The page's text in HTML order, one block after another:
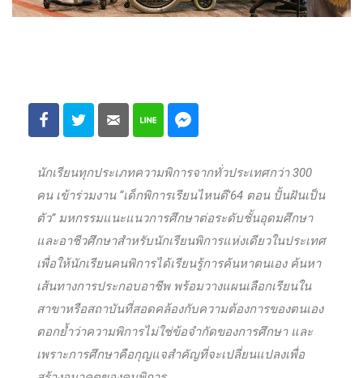
นักเรียนทุกประเภทความพิการจากทั่วประเทศกว่า 300
คน เข้าร่วมงาน “เด็กพิการเรียนไหนดี’64 ตอน ปั้นฝันเป็น
ตัว” มหกรรมแนะแนวการศึกษาต่อระดับชั้นอุดมศึกษา
และอาชีวศึกษาสำหรับนักเรียนพิการแห่งเดียวในประเทศ
เพื่อให้นักเรียนคนพิการได้เรียนรู้การค้นหาตนเอง ค้นหา
เส้นทางการประกอบอาชีพ พร้อมวางแผนเลือกเรียนใน
สาขาหรือสถาบันที่สอดคล้องกับความต้องการของตนเอง
ตอกย้ำว่าความพิการไม่ใช่ข้อจำกัดของการศึกษา และ
เพราะการศึกษาคือกุญแจสำคัญที่จะเปลี่ยนแปลงเพื่อ